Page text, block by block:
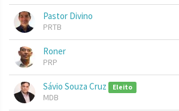
Pastor Divino
PRTB
Roner
PRP
Sávio Souza Cruz Eleito
MDB